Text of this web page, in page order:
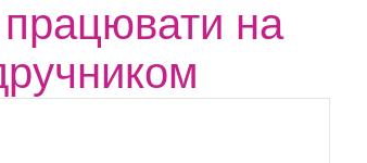
працювати на